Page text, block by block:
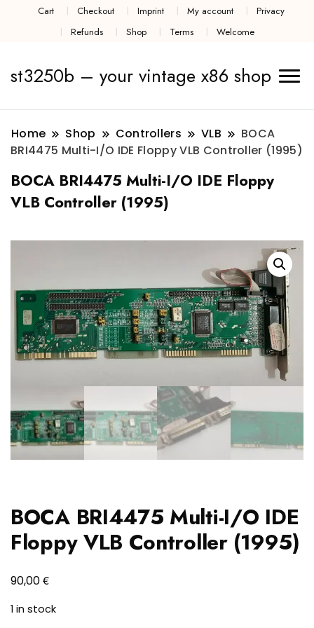
Cart Checkout Imprint My account
Privacy
Refunds
Shop Terms Welcome
st3250b – your vintage x86 shop
Home Shop Controllers VLB
BOCA
BRI4475 Multi-I/O IDE Floppy VLB Controller (1995)
BOCA BRI4475 Multi-I/O IDE Floppy
VLB Controller (1995)
BOCA BRI4475 Multi-I/O IDE
Floppy VLB Controller (1995)
90,00€
1 in stock